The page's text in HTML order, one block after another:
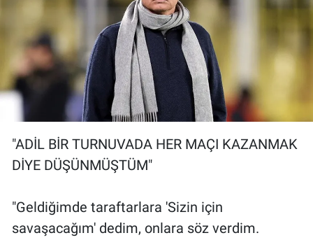
"ADİL BİR TURNUVADA HER MAÇI KAZANMAK
DİYE DÜŞÜNMÜŞTÜM"
"Geldiğimde taraftarlara 'Sizin için
savaşacağım' dedim, onlara söz verdim.